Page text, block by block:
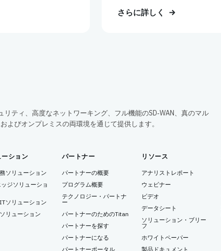
さらに詳しく
ティ、高度なネットワーキング、フル機能のSD‑WAN、真のマル
びオンプレミスの両環境を通じて提供します。
ーション
ソリューション
ジソリューショ
ソリューション
リューション
パートナー
パートナーの概要
プログラム概要
テクノロジー・パートナ
ー
パートナーのためのTitan
パートナーを探す
パートナーになる
パートナーポータル
リソース
アナリストレポート
ウェビナー
ビデオ
データシート
ソリューション・ブリー
フ
ホワイトペーパー
製品ドキュメント